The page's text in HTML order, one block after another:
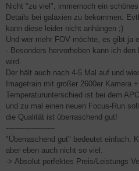
Nicht "zu viel", immernoch ein
Details bei galaxien zu bekommen.
kann diese leider nicht anhängen ;)
Und wer mehr FOV möchte, es gibt ja
- Besonders hervorheben kann ich
wird.
Der hält auch nach 4-5 Mal auf und
Imagetrain mit großer 2600er Kamera
Temperaturunterschied ist bei dem
und zu mal einen neuen Focus-Run
die Qualität ist überraschend gut!
---------------------
"Überraschend gut" bedeutet einfach:
aber eben auch nicht so viel.
-> Absolut perfektes Preis/Leistungs